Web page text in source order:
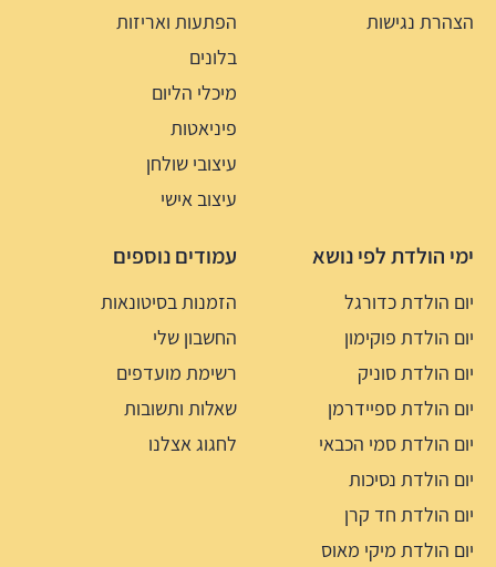
הצהרת נגישות
הפתעות ואריזות
בלונים
מיכלי הליום
פיניאטות
עיצובי שולחן
עיצוב אישי
ימי הולדת לפי נושא
יום הולדת כדורגל
יום הולדת פוקימון
יום הולדת סוניק
יום הולדת ספיידרמן
יום הולדת סמי הכבאי
יום הולדת נסיכות
יום הולדת חד קרן
יום הולדת מיקי מאוס
עמודים נוספים
הזמנות בסיטונאות
החשבון שלי
רשימת מועדפים
שאלות ותשובות
לחגוג אצלנו